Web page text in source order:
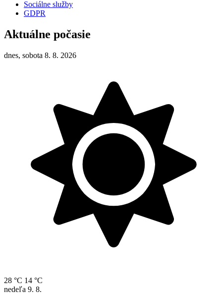
Sociálne služby
GDPR
Aktuálne počasie
dnes, sobota 8. 8. 2026
28 °C 14 °C
nedeľa 9. 8.